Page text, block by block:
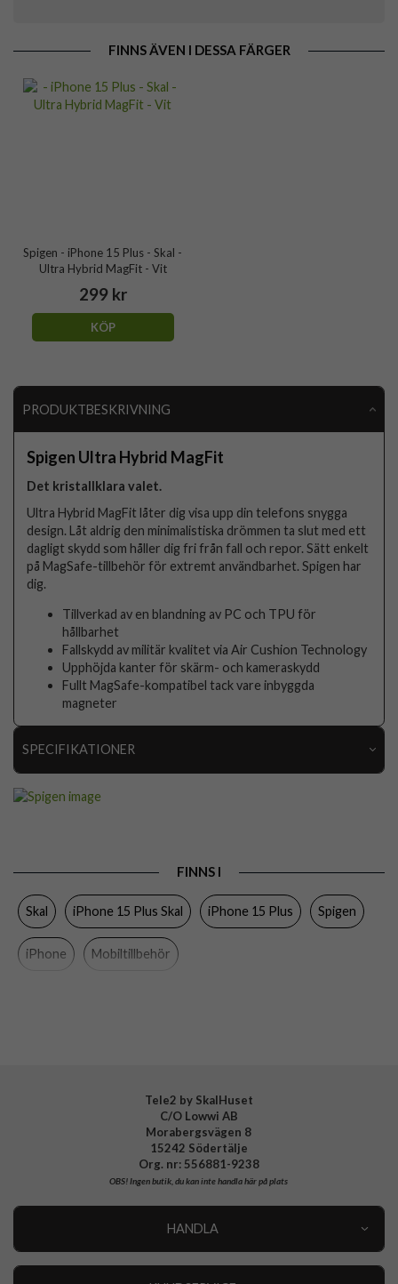
FINNS ÄVEN I DESSA FÄRGER
Spigen - iPhone 15 Plus - Skal -
Ultra Hybrid MagFit - Vit
299 kr
KÖP
PRODUKTBESKRIVNING
Spigen Ultra Hybrid MagFit
Det kristallklara valet.
Ultra Hybrid MagFit låter dig visa upp din telefons snygga
design. Låt aldrig den minimalistiska drömmen ta slut med ett
dagligt skydd som håller dig fri från fall och repor. Sätt enkelt
på MagSafe-tillbehör för extremt användbarhet. Spigen har
dig.
Tillverkad av en blandning av PC och TPU för
hållbarhet
Fallskydd av militär kvalitet via Air Cushion Technology
Upphöjda kanter för skärm- och kameraskydd
Fullt MagSafe-kompatibel tack vare inbyggda
magneter
SPECIFIKATIONER
Färg Svart
Material
FINNS I
Skal iPhone 15 Plus Skal iPhone 15 Plus Spigen
iPhone Mobiltillbehör
Tele2 by SkalHuset
C/O Lowwi AB
Morabergsvägen 8
15242 Södertälje
Org. nr: 556881-9238
OBS!Ingen butik, du kan inte handla här på plats
HANDLA